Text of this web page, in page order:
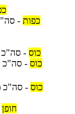
כפות -
כוס - סה"כ
כוס - סה"כ
כוס - סה"כ
חופן